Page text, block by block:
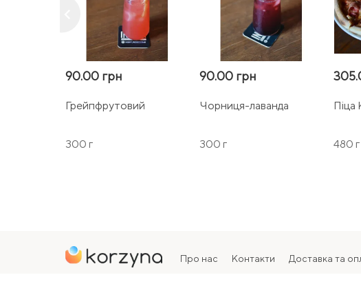
90.00 грн
Грейпфрутовий
300 г
90.00 грн
Чорниця-лаванда
300 г
Піца
480 г
Про нас Контакти Доставка та